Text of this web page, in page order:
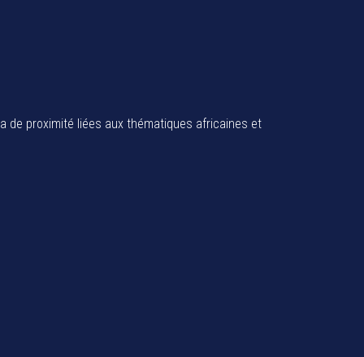
de proximité liées aux thématiques africaines et